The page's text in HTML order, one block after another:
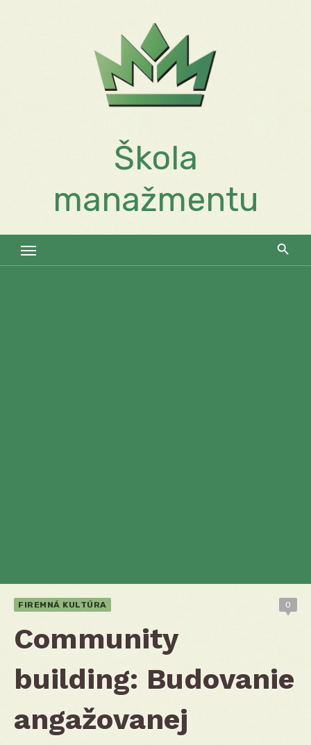
Škola
manažmentu
FIREMNÁ KULTÚRA 0
Community
building: Budovanie
angažovanej